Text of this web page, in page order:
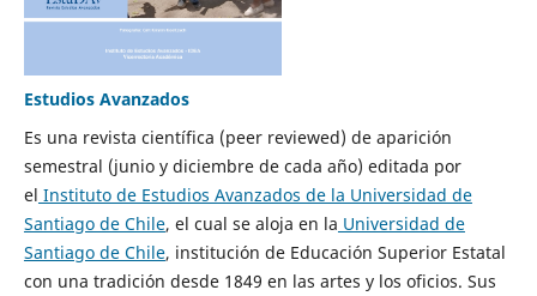
Estudios Avanzados
Es una revista científica (peer reviewed) de aparición
semestral (junio y diciembre de cada año) editada por
el Instituto de Estudios Avanzados de la Universidad de
Santiago de Chile, el cual se aloja en la Universidad de
Santiago de Chile, institución de Educación Superior Estatal
con una tradición desde 1849 en las artes y los oficios. Sus